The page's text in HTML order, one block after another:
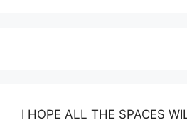
I HOPE ALL THE SPACES